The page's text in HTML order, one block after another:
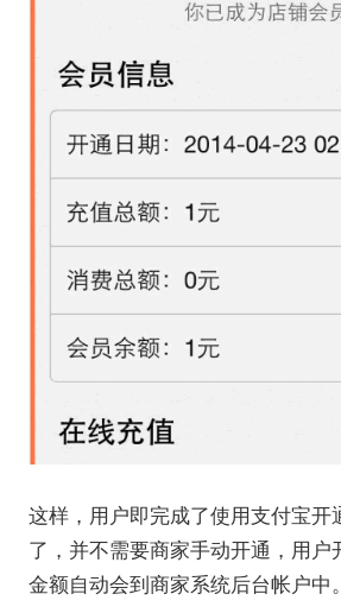
这样，用户即完成了使用支付宝开
了，并不需要商家手动开通，用户
金额自动会到商家系统后台帐户中。